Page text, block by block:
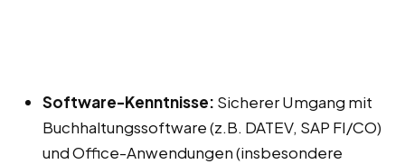
Software-Kenntnisse: Sicherer Umgang mit
Buchhaltungssoftware (z.B. DATEV, SAP FI/CO)
und Office-Anwendungen (insbesondere